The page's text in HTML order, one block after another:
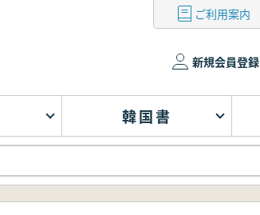
ご利用案内
新規会員登録
韓国書